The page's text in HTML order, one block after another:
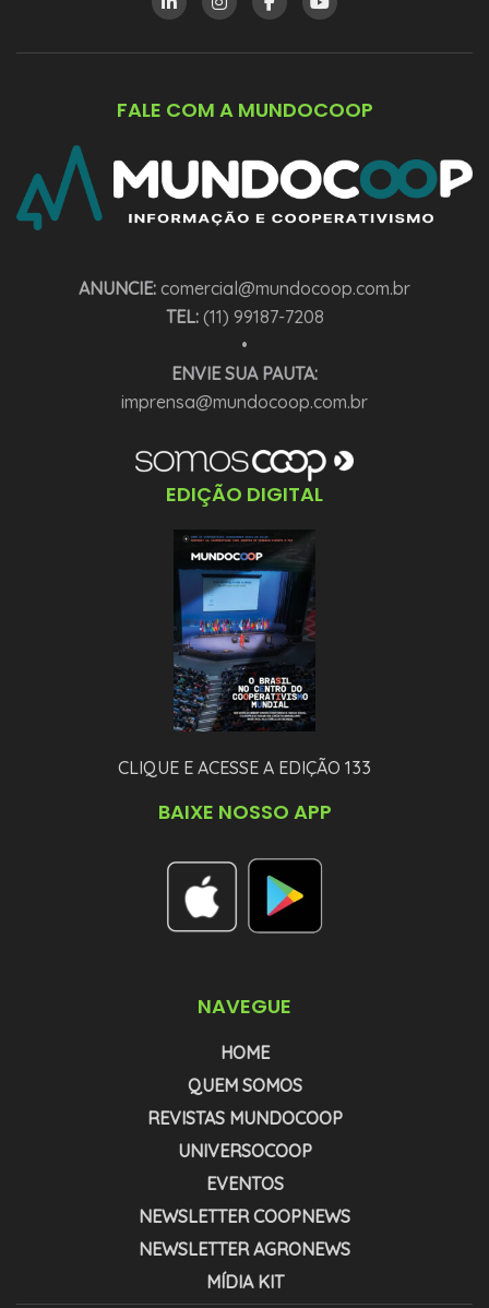
FALE COM A MUNDOCOOP
ANUNCIE: comercial@mundocoop.com.br
TEL:(11) 99187-7208
•
ENVIE SUA PAUTA:
imprensa@mundocoop.com.br
EDIÇÃO DIGITAL
CLIQUE E ACESSE A EDIÇÃO 133
BAIXE NOSSO APP
NAVEGUE
HOME
QUEM SOMOS
REVISTAS MUNDOCOOP
UNIVERSOCOOP
EVENTOS
NEWSLETTER COOPNEWS
NEWSLETTER AGRONEWS
MÍDIA KIT